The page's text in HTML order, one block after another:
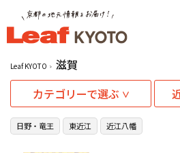
Leaf KYOTO
滋賀
カテゴリーで選ぶ
日野・竜王 東近江 近江八幡